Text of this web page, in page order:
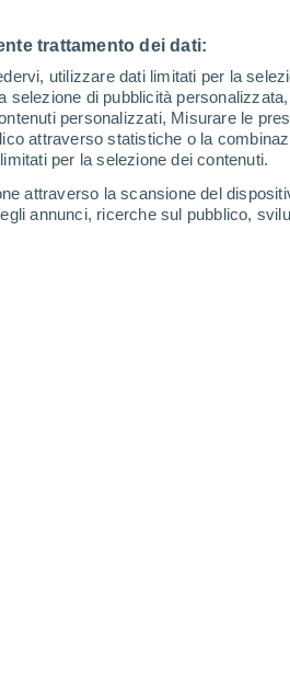
trattamento dei dati:
utilizzare dati limitati per la
selezione di pubblicità
personalizzati, Misurare le
attraverso statistiche o la
per la selezione dei contenuti.
attraverso la scansione del
annunci, ricerche sul pubblico,
25°
Atlantic City
32°
24°
Vineland